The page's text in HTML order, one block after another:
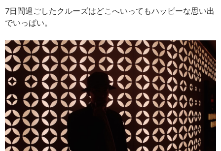
7日間過ごしたクルーズはどこへいってもハッピーな思い出
でいっぱい。